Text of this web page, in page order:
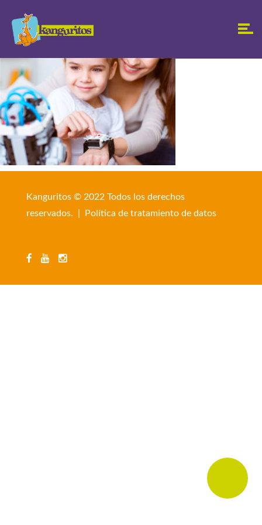
Kanguritos © 2022 Todos los derechos
reservados. |
Política de tratamiento de datos